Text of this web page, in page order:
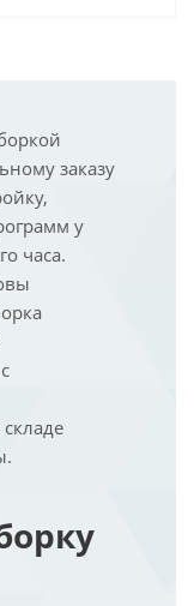
заказу
у
часа.